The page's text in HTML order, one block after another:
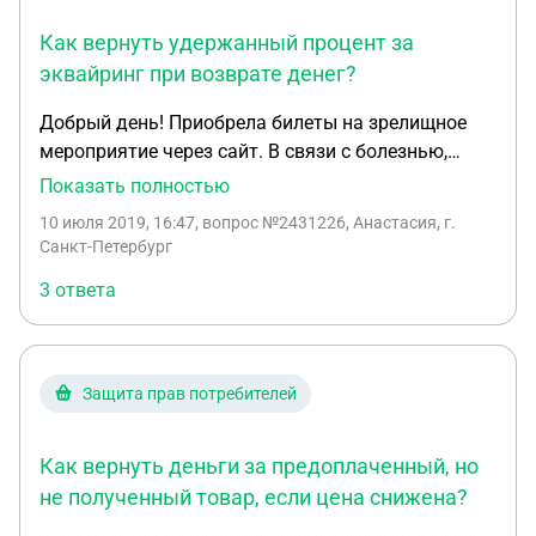
Как вернуть удержанный процент за
эквайринг при возврате денег?
Добрый день! Приобрела билеты на зрелищное
мероприятие через сайт. В связи с болезнью,
билеты пришлось вернуть. При возврате денег на
услуги по распространению билетов, с чем я
эквайринг, с чем я совсем не согласна и в
заявлении на возврат билетов четко прописала о
своем возражении. Написала претензию на имя
генерального директора с тем чтобы вернули
удержанный процент и пени, мотивируя 35
способом и 32 статьей Закона о ЗПП а также их
внутренними правилами, в которых написано, что
Показать полностью
10 июля 2019, 16:47, вопрос №2431226, Анастасия, г.
Санкт-Петербург
3 ответа
Защита прав потребителей
Как вернуть деньги за предоплаченный, но
не полученный товар, если цена снижена?